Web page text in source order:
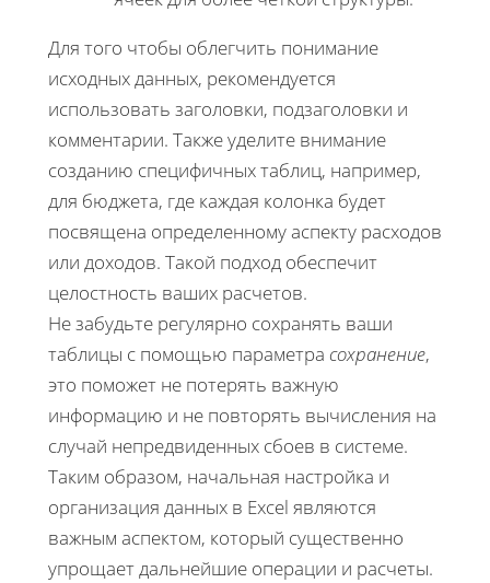
Для того чтобы облегчить понимание
исходных данных, рекомендуется
использовать заголовки, подзаголовки и
комментарии. Также уделите внимание
созданию специфичных таблиц, например,
для бюджета, где каждая колонка будет
посвящена определенному аспекту расходов
или доходов. Такой подход обеспечит
целостность ваших расчетов.
Не забудьте регулярно сохранять ваши
таблицы с помощью параметра сохранение,
это поможет не потерять важную
информацию и не повторять вычисления на
случай непредвиденных сбоев в системе.
Таким образом, начальная настройка и
организация данных в Excel являются
важным аспектом, который существенно
упрощает дальнейшие операции и расчеты.